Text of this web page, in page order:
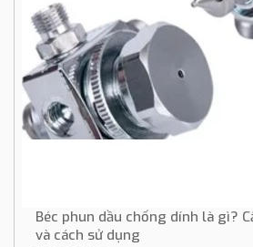
Béc phun dầu chống dính là gì?
và cách sử dụng